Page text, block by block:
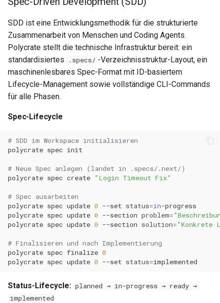
Operator-Deployment
Metriken & Prometheus-
Export
Vorkonfigurierte Daten
0.14.4
0.14.3
0.14.2
0.14.1
0.13.1
0.13.0
0.12.1
0.12.0
0.11.31
0.11.29
SDD ist eine Entwicklungsmethodik für die strukturierte
Zusammenarbeit von Menschen und Coding Agents.
Polycrate stellt die technische Infrastruktur bereit: ein
standardisiertes
.specs/ -Verzeichnisstruktur-Layout, ein
maschinenlesbares Spec-Format mit ID-basiertem
Lifecycle-Management sowie vollständige CLI-Commands
für alle Phasen.
Spec-Lifecycle
# SDD im Workspace initialisieren
polycrate spec
# Neue Spec anlegen (landet in .specs/.next/)
polycrate spec create "Login Timeout Fix"
# Spec ausarbeiten
polycrate spec update 0 --set status=in
polycrate spec update 0 --section problem=
polycrate spec update 0 --section solution="Konkrete
# Finalisieren und nach Implementierung
polycrate spec finalize 0
polycrate spec update 0 --set status=
Status-Lifecycle: planned → in-progress → ready →
implemented